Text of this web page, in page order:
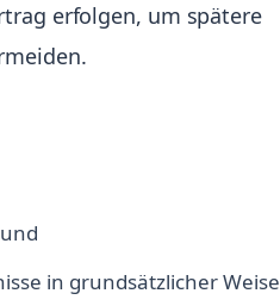
erfolgen, um spätere
in grundsätzlicher Weise